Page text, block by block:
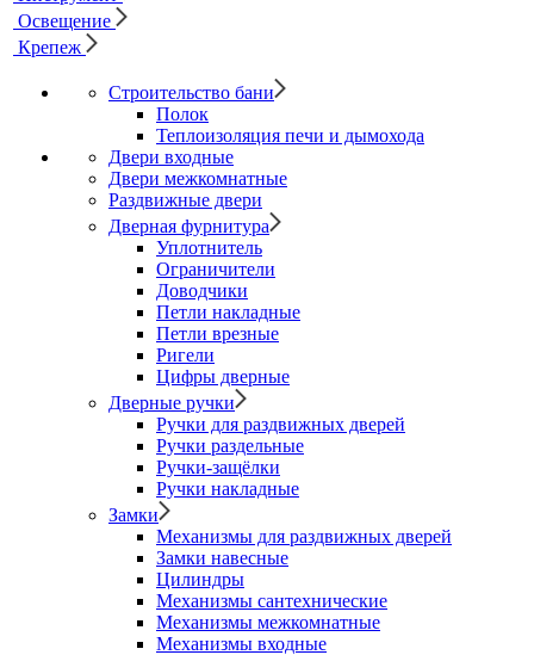
Освещение
Крепеж
Строительство бани
Полок
Теплоизоляция печи и дымохода
Двери входные
Двери межкомнатные
Раздвижные двери
Дверная фурнитура
Уплотнитель
Ограничители
Доводчики
Петли накладные
Петли врезные
Ригели
Цифры дверные
Дверные ручки
Ручки для раздвижных дверей
Ручки раздельные
Ручки-защёлки
Ручки накладные
Замки
Механизмы для раздвижных дверей
Замки навесные
Цилиндры
Механизмы сантехнические
Механизмы межкомнатные
Механизмы входные